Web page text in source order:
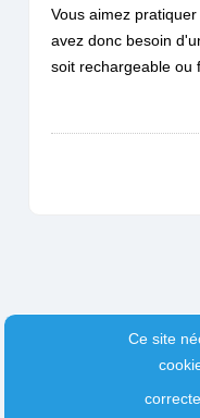
Vous aimez
avez donc besoin
soit rechargeable ou
Ce site